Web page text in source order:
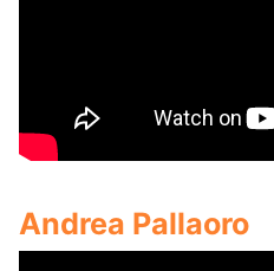
Andrea Pallaoro